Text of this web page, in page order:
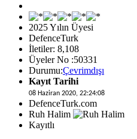
2025 Yılın Üyesi
DefenceTurk
İletiler: 8,108
Üyeler No :50331
Durumu:Çevrimdışı
Kayıt Tarihi
08 Haziran 2020, 22:24:08
DefenceTurk.com
Ruh Halim
Kayıtlı